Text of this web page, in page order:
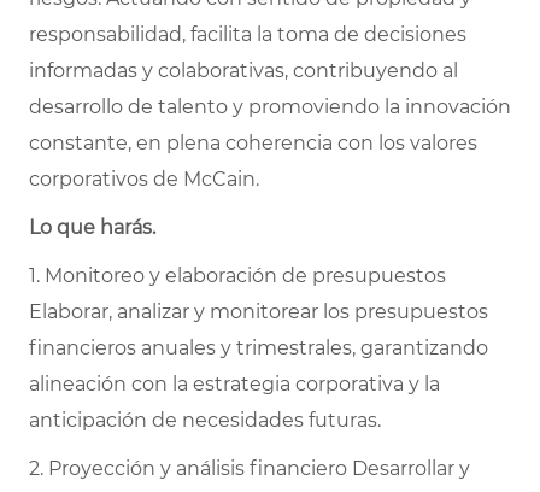
responsabilidad, facilita la toma de decisiones
informadas y colaborativas, contribuyendo al
desarrollo de talento y promoviendo la innovación
constante, en plena coherencia con los valores
corporativos de McCain.
Lo que harás.
1. Monitoreo y elaboración de presupuestos
Elaborar, analizar y monitorear los presupuestos
financieros anuales y trimestrales, garantizando
alineación con la estrategia corporativa y la
anticipación de necesidades futuras.
2. Proyección y análisis financiero Desarrollar y